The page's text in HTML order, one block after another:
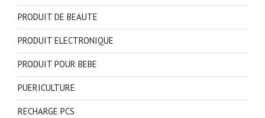
PRODUIT DE BEAUTE
PRODUIT ELECTRONIQUE
PRODUIT POUR BEBE
PUERICULTURE
RECHARGE PCS